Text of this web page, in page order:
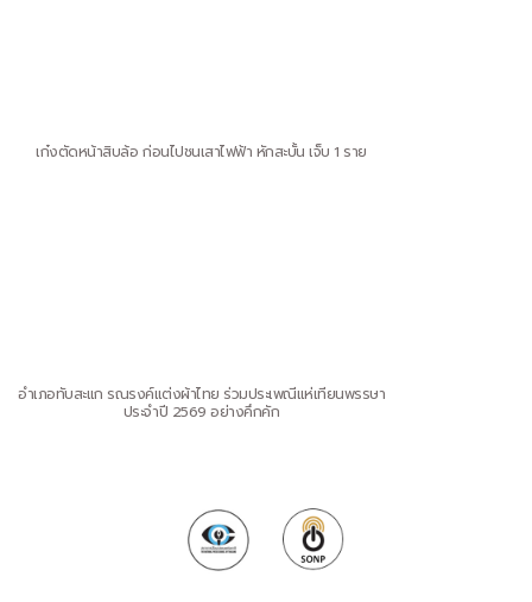
เก๋งตัดหน้าสิบล้อ ก่อนไปชนเสาไฟฟ้า หักสะบั้น เจ็บ 1 ราย
อำเภอทับสะแก รณรงค์แต่งผ้าไทย ร่วมประเพณีแห่เทียนพรรษา
ประจำปี 2569 อย่างคึกคัก